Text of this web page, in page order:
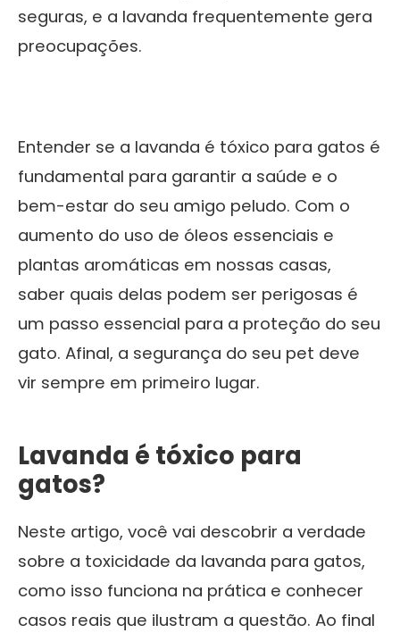
seguras, e a lavanda frequentemente gera
preocupações.
Entender se a lavanda é tóxico para gatos é
fundamental para garantir a saúde e o
bem-estar do seu amigo peludo. Com o
aumento do uso de óleos essenciais e
plantas aromáticas em nossas casas,
saber quais delas podem ser perigosas é
um passo essencial para a proteção do seu
gato. Afinal, a segurança do seu pet deve
vir sempre em primeiro lugar.
Lavanda é tóxico para
gatos?
Neste artigo, você vai descobrir a verdade
sobre a toxicidade da lavanda para gatos,
como isso funciona na prática e conhecer
casos reais que ilustram a questão. Ao final